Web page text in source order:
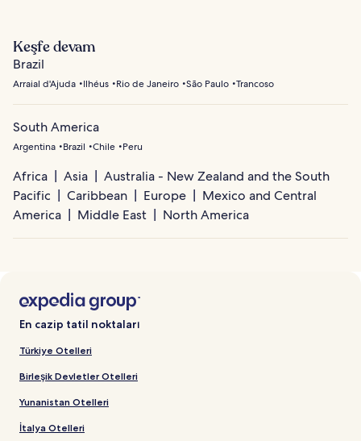
Keşfe devam
Brazil
Arraial d'Ajuda Ilhéus Rio de Janeiro São Paulo Trancoso
South America
Argentina Brazil Chile Peru
Africa Asia
Australia - New Zealand and the South
Pacific
Caribbean Europe
Mexico and Central
America
Middle East North America
En cazip tatil noktaları
Türkiye Otelleri
Birleşik Devletler Otelleri
Yunanistan Otelleri
İtalya Otelleri